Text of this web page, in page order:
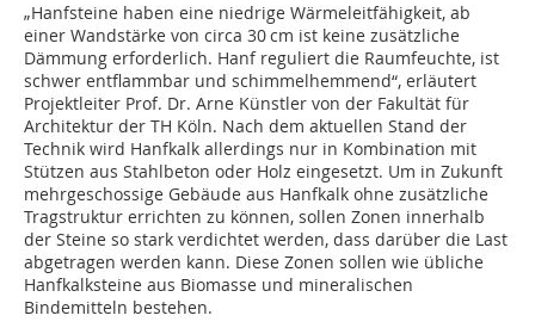
„Hanfsteine haben eine niedrige Wärmeleitfähigkeit, ab
einer Wandstärke von circa 30 cm ist keine zusätzliche
Dämmung erforderlich. Hanf reguliert die Raumfeuchte, ist
schwer entflammbar und schimmelhemmend“, erläutert
Projektleiter Prof. Dr. Arne Künstler von der Fakultät für
Architektur der TH Köln. Nach dem aktuellen Stand der
Technik wird Hanfkalk allerdings nur in Kombination mit
Stützen aus Stahlbeton oder Holz eingesetzt. Um in Zukunft
mehrgeschossige Gebäude aus Hanfkalk ohne zusätzliche
Tragstruktur errichten zu können, sollen Zonen innerhalb
der Steine so stark verdichtet werden, dass darüber die Last
abgetragen werden kann. Diese Zonen sollen wie übliche
Hanfkalksteine aus Biomasse und mineralischen
Bindemitteln bestehen.